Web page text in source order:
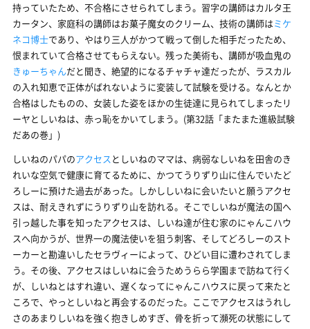
持っていたため、不合格にさせられてしまう。習字の講師はカルタ王
カータン、家庭科の講師はお菓子魔女のクリーム、技術の講師はミケ
ネコ博士であり、やはり三人がかつて戦って倒した相手だったため、
恨まれていて合格させてもらえない。残った美術も、講師が吸血鬼の
きゅーちゃんだと聞き、絶望的になるチャチャ達だったが、ラスカル
の入れ知恵で正体がばれないように変装して試験を受ける。なんとか
合格はしたものの、女装した姿をほかの生徒達に見られてしまったリ
ーヤとしいねは、赤っ恥をかいてしまう。(第32話「またまた進級試験
だあの巻」)
しいねのパパのアクセス としいねのママは、病弱なしいねを田舎のき
れいな空気で健康に育てるために、かつてうりずり山に住んでいたど
ろしーに預けた過去があった。しかししいねに会いたいと願うアクセ
スは、耐えきれずにうりずり山を訪れる。そこでしいねが魔法の国へ
引っ越した事を知ったアクセスは、しいね達が住む家のにゃんこハウ
スへ向かうが、世界一の魔法使いを狙う刺客、そしてどろしーのスト
ーカーと勘違いしたセラヴィーによって、ひどい目に遭わされてしま
う。その後、アクセスはしいねに会うためうらら学園まで訪ねて行く
が、しいねとはすれ違い、遅くなってにゃんこハウスに戻って来たと
ころで、やっとしいねと再会するのだった。ここでアクセスはうれし
さのあまりしいねを強く抱きしめすぎ、骨を折って瀕死の状態にして